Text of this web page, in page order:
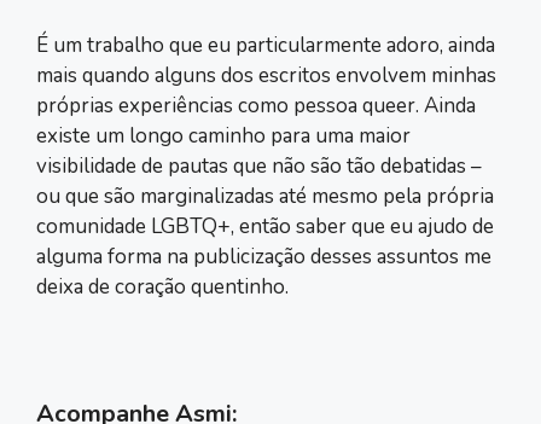
É um trabalho que eu particularmente adoro, ainda
mais quando alguns dos escritos envolvem minhas
próprias experiências como pessoa queer. Ainda
existe um longo caminho para uma maior
visibilidade de pautas que não são tão debatidas –
ou que são marginalizadas até mesmo pela própria
comunidade LGBTQ+, então saber que eu ajudo de
alguma forma na publicização desses assuntos me
deixa de coração quentinho.
Acompanhe Asmi: